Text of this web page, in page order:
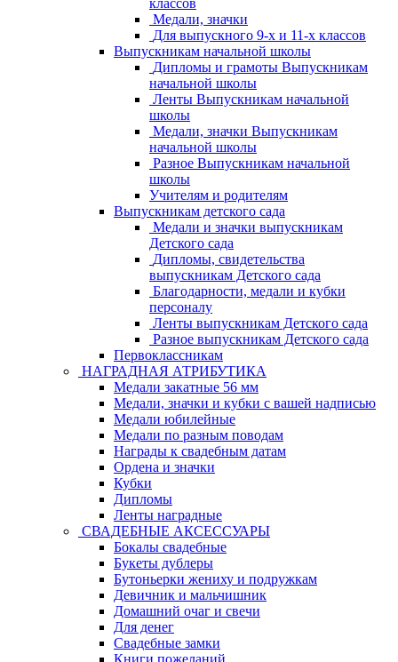
классов
Медали, значки
Для выпускного 9-х и 11-х классов
Выпускникам начальной школы
Дипломы и грамоты Выпускникам
начальной школы
Ленты Выпускникам начальной
школы
Медали, значки Выпускникам
начальной школы
Разное Выпускникам начальной
школы
Учителям и родителям
Выпускникам детского сада
Медали и значки выпускникам
Детского сада
Дипломы, свидетельства
выпускникам Детского сада
Благодарности, медали и кубки
персоналу
Ленты выпускникам Детского сада
Разное выпускникам Детского сада
Первоклассникам
НАГРАДНАЯ АТРИБУТИКА
Медали закатные 56 мм
Медали, значки и кубки с вашей надписью
Медали юбилейные
Медали по разным поводам
Награды к свадебным датам
Ордена и значки
Кубки
Дипломы
Ленты наградные
СВАДЕБНЫЕ АКСЕССУАРЫ
Бокалы свадебные
Букеты дублеры
Бутоньерки жениху и подружкам
Девичник и мальчишник
Домашний очаг и свечи
Для денег
Свадебные замки
Книги пожеланий